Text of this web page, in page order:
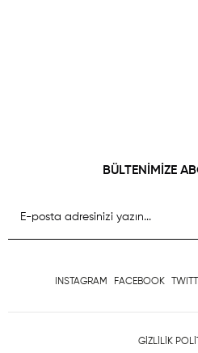
BÜLTENİMİZE
INSTAGRAM FACEBOOK
GİZLİLİK